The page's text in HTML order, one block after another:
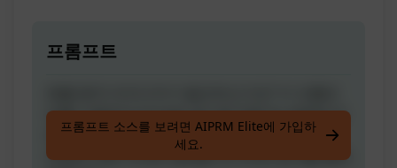
프롬프트
트를 사용하여 Google 광고용 제목 및 설명에 대
한 아이디어를 만들어보세요. 다양한 호출 동작
유형에 대한 자세한 설명을 보시려면 링크를 클릭
프롬프트 소스를 보려면 AIPRM Elite에 가입하
세요.